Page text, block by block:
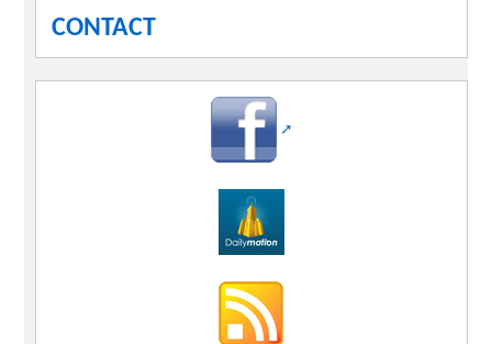
CONTACT